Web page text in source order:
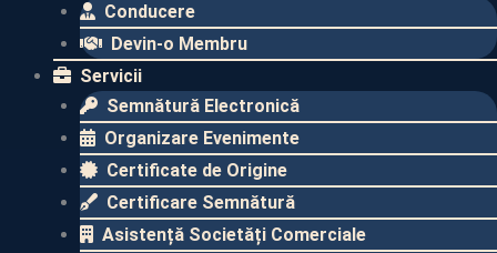
Conducere
Devin-o Membru
Servicii
Semnătură Electronică
Organizare Evenimente
Certificate de Origine
Certificare Semnătură
Asistență Societăți Comerciale